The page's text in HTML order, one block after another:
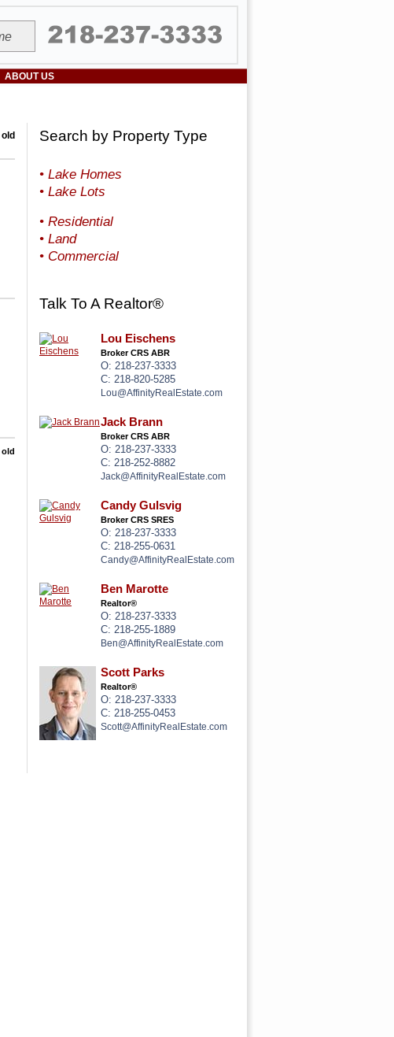
ABOUT US
old
old
Search by Property Type
• Lake Homes
• Lake Lots
• Residential
• Land
• Commercial
Talk To A Realtor®
Lou Eischens
Broker CRS ABR
O: 218-237-3333
C: 218-820-5285
Lou@AffinityRealEstate.com
Jack Brann
Broker CRS ABR
O: 218-237-3333
C: 218-252-8882
Jack@AffinityRealEstate.com
Candy Gulsvig
Broker CRS SRES
O: 218-237-3333
C: 218-255-0631
Candy@AffinityRealEstate.com
Ben Marotte
Realtor®
O: 218-237-3333
C: 218-255-1889
Ben@AffinityRealEstate.com
Scott Parks
Realtor®
O: 218-237-3333
C: 218-255-0453
Scott@AffinityRealEstate.com